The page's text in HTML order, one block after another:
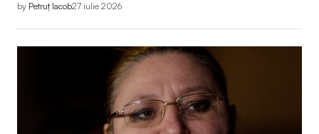
by Petruț Iacob27 iulie 2026